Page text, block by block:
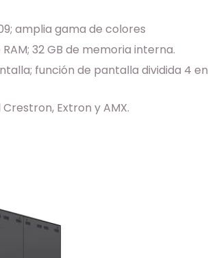
amplia gama de colores
32 GB de memoria interna.
función de pantalla dividida 4 en
Extron y AMX.